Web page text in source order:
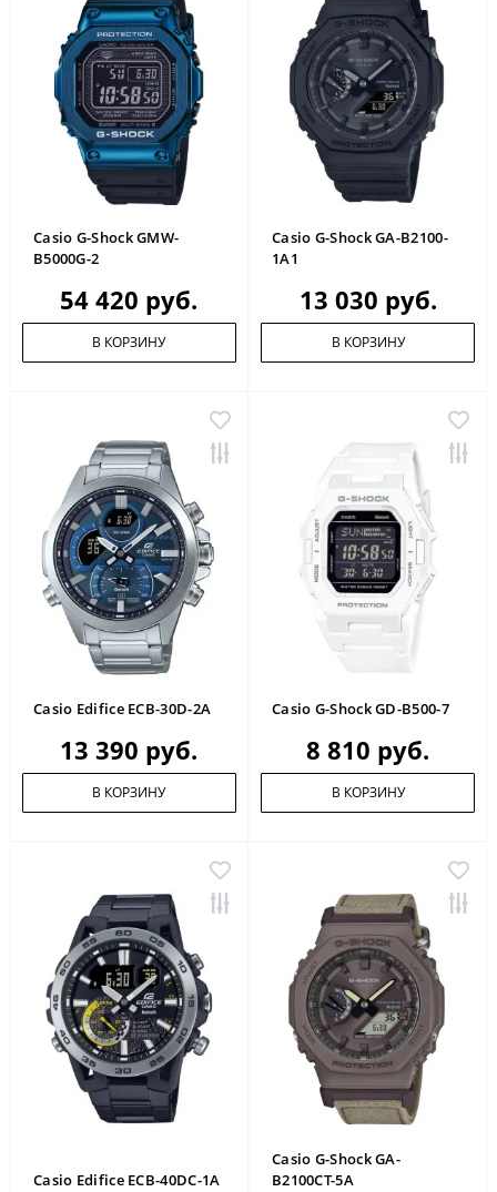
Casio G-Shock GMW-
B5000G-2
54 420 руб.
В КОРЗИНУ
Casio G-Shock GA-B2100-
1A1
13 030 руб.
В КОРЗИНУ
Casio Edifice ECB-30D-2A
13 390 руб.
В КОРЗИНУ
Casio G-Shock GD-B500-7
8 810 руб.
В КОРЗИНУ
Casio Edifice ECB-40DC-1A
Casio G-Shock GA-
B2100CT-5A